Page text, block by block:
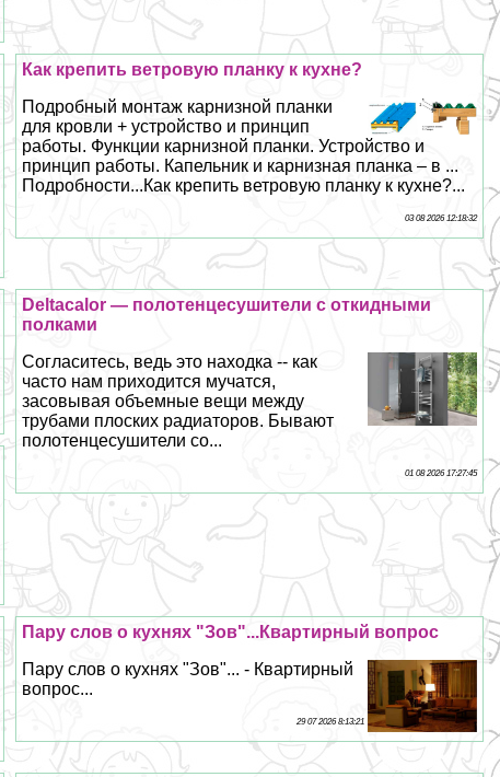
Как крепить ветровую планку к кухне?
Подробный монтаж карнизной планки
для кровли + устройство и принцип
работы. Функции карнизной планки. Устройство и
принцип работы. Капельник и карнизная планка – в ...
Подробности...Как крепить ветровую планку к кухне?...
03 08 2026 12:18:32
Deltacalor — полотенцесушители с откидными
полками
Согласитесь, ведь это находка -- как
часто нам приходится мучатся,
засовывая объемные вещи между
трубами плоских радиаторов. Бывают
полотенцесушители со...
01 08 2026 17:27:45
Пару слов о кухнях "Зов"...Квартирный вопрос
Пару слов о кухнях "Зов"... - Квартирный
вопрос...
29 07 2026 8:13:21